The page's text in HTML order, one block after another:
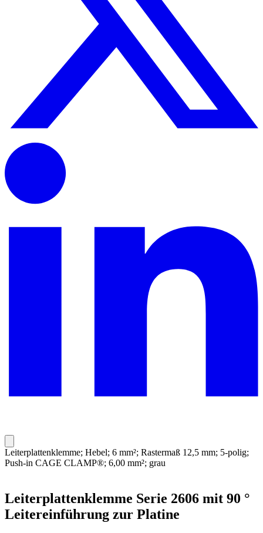
Leiterplattenklemme; Hebel; 6 mm²; Rastermaß 12,5 mm; 5-polig;
Push-in CAGE CLAMP®; 6,00 mm²; grau
Leiterplattenklemme Serie 2606 mit 90 °
Leitereinführung zur Platine